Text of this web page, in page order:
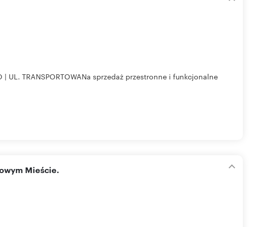
| UL. TRANSPORTOWANa sprzedaż przestronne i funkcjonalne
Mieście.